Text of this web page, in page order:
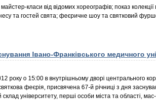
класи від відомих хореографів; показ
та гостей свята; феєричне шоу та святковий
Івано-Франківського медичного
року о 15:00 в внутрішньому дворі центрального
феєрія, присвячена 67-й річниці з дня
склад університету, перші особи міста та області,